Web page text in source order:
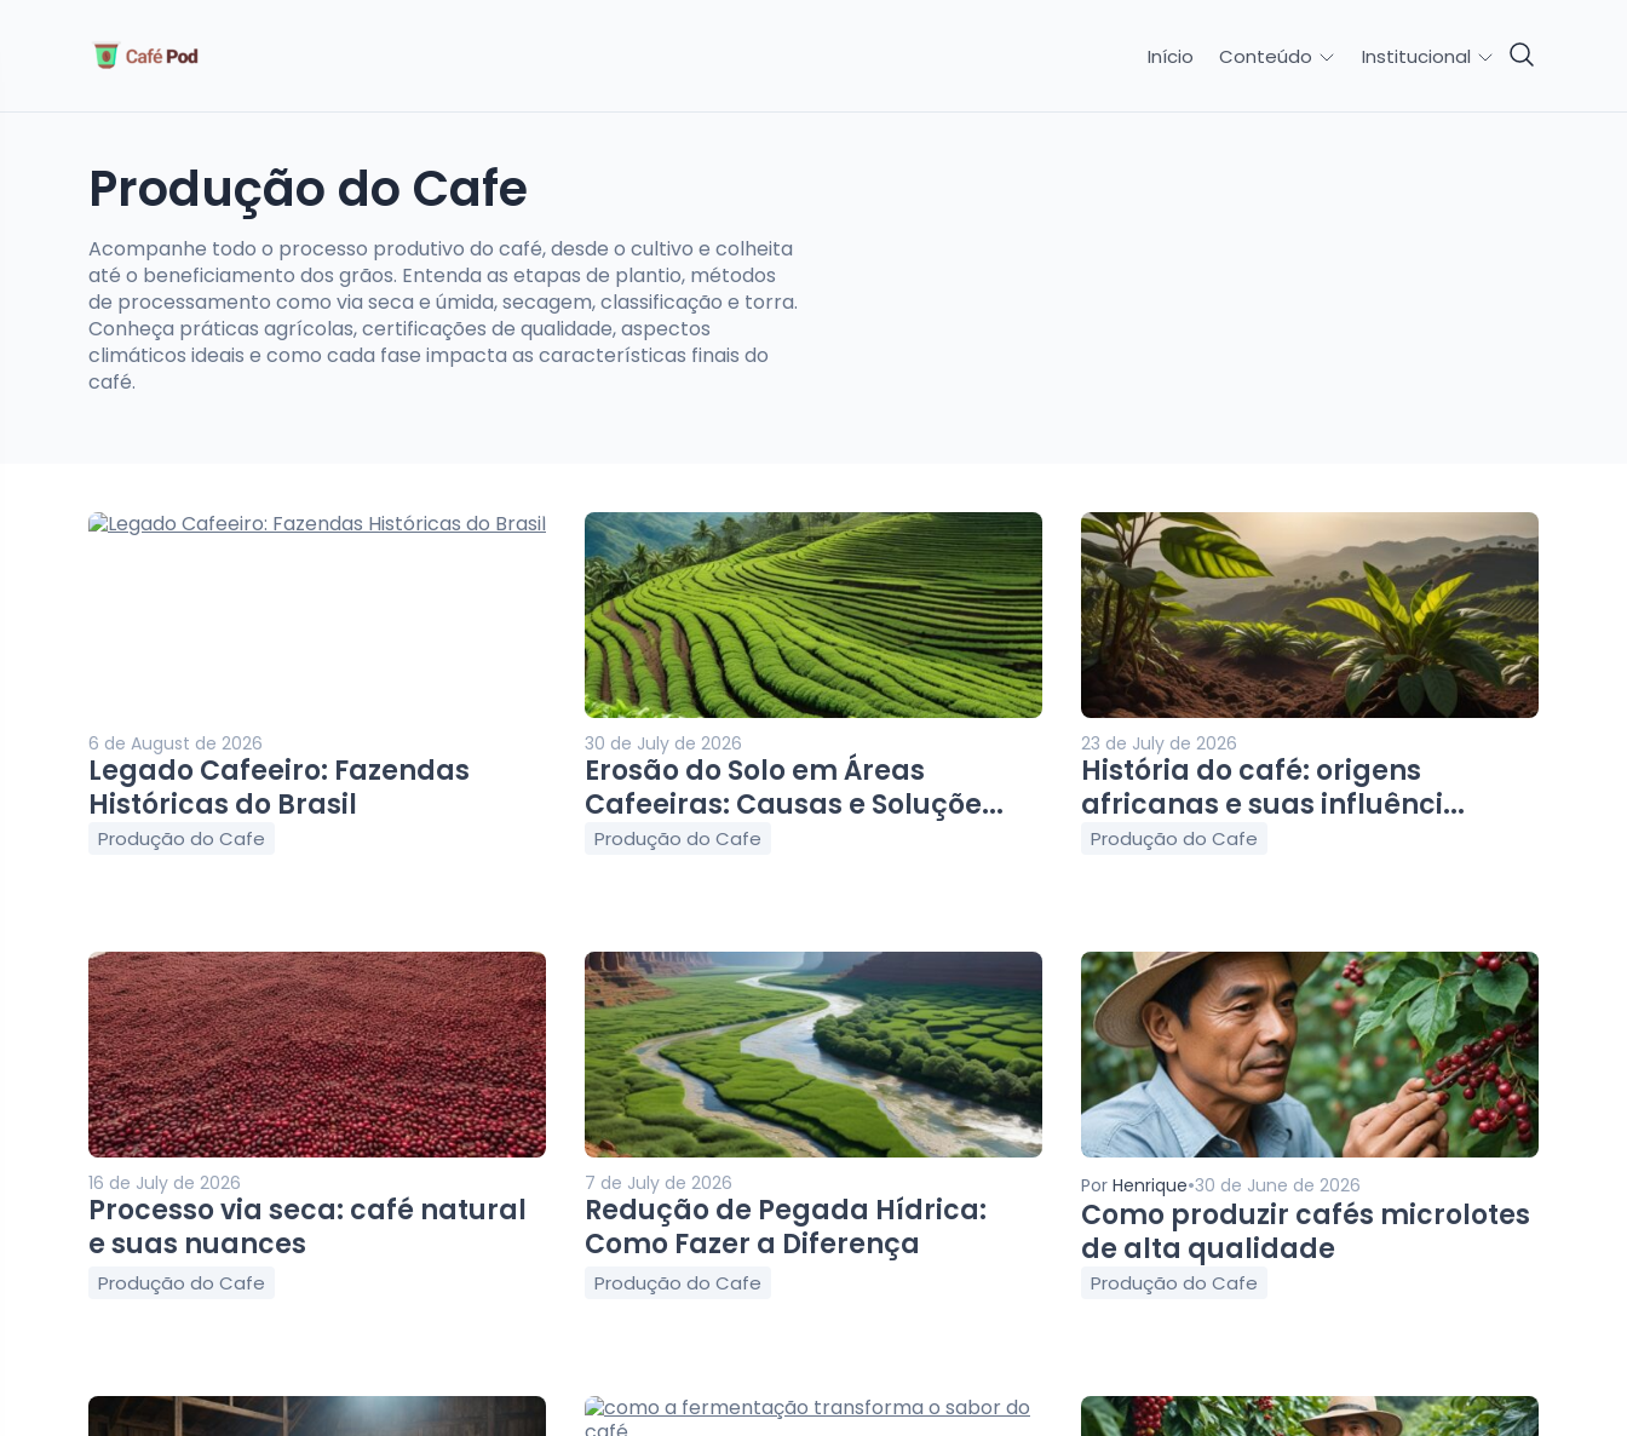
Início Conteúdo Institucional
Produção do Cafe
Acompanhe todo o processo produtivo do café, desde o cultivo e colheita
até o beneficiamento dos grãos. Entenda as etapas de plantio, métodos
de processamento como via seca e úmida, secagem, classificação e torra.
Conheça práticas agrícolas, certificações de qualidade, aspectos
climáticos ideais e como cada fase impacta as características finais do
café.
6 de August de 2026
Legado Cafeeiro: Fazendas
Históricas do Brasil
Produção do Cafe
30 de July de 2026
Erosão do Solo em Áreas
Cafeeiras: Causas e Soluçõe...
Produção do Cafe
23 de July de 2026
História do café: origens
africanas e suas influênci...
Produção do Cafe
16 de July de 2026
Processo via seca: café natural
e suas nuances
Produção do Cafe
7 de July de 2026
Redução de Pegada Hídrica:
Como Fazer a Diferença
Produção do Cafe
Por Henrique•30 de June de 2026
Como produzir cafés microlotes
de alta qualidade
Produção do Cafe